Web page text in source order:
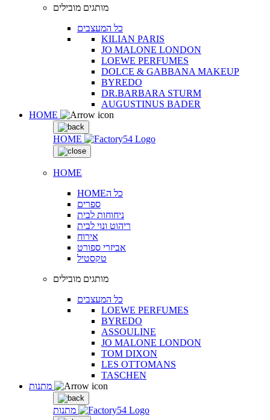
מותגים מובילים
כל המעצבים
KILIAN PARIS
JO MALONE LONDON
LOEWE PERFUMES
DOLCE & GABBANA MAKEUP
BYREDO
DR.BARBARA STURM
AUGUSTINUS BADER
HOME
HOME
HOME
HOMEכל ה
ספרים
ניחוחות לבית
ריהוט ונוי לבית
אירוח
אביזרי ספורט
טקסטיל
מותגים מובילים
כל המעצבים
LOEWE PERFUMES
BYREDO
ASSOULINE
JO MALONE LONDON
TOM DIXON
LES OTTOMANS
TASCHEN
מתנות